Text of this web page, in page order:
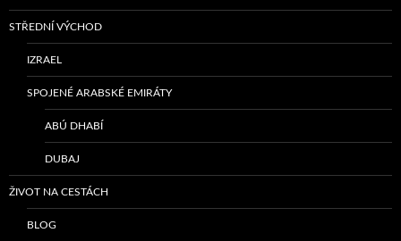
STŘEDNÍ VÝCHOD
IZRAEL
SPOJENÉ ARABSKÉ EMIRÁTY
ABÚ DHABÍ
DUBAJ
ŽIVOT NA CESTÁCH
BLOG